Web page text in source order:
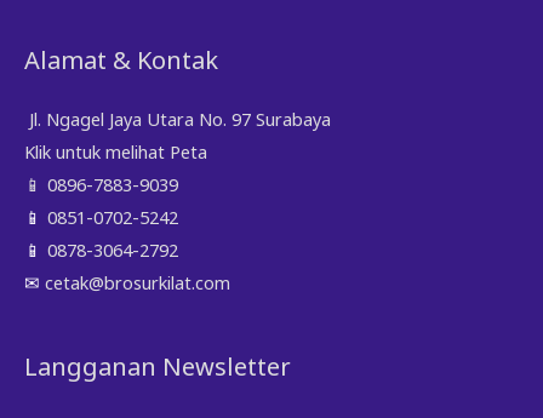
Alamat & Kontak
Jl. Ngagel Jaya Utara No. 97 Surabaya
Klik untuk melihat Peta
📱 0896-7883-9039
📱 0851-0702-5242
📱 0878-3064-2792
✉ cetak@brosurkilat.com
Langganan Newsletter